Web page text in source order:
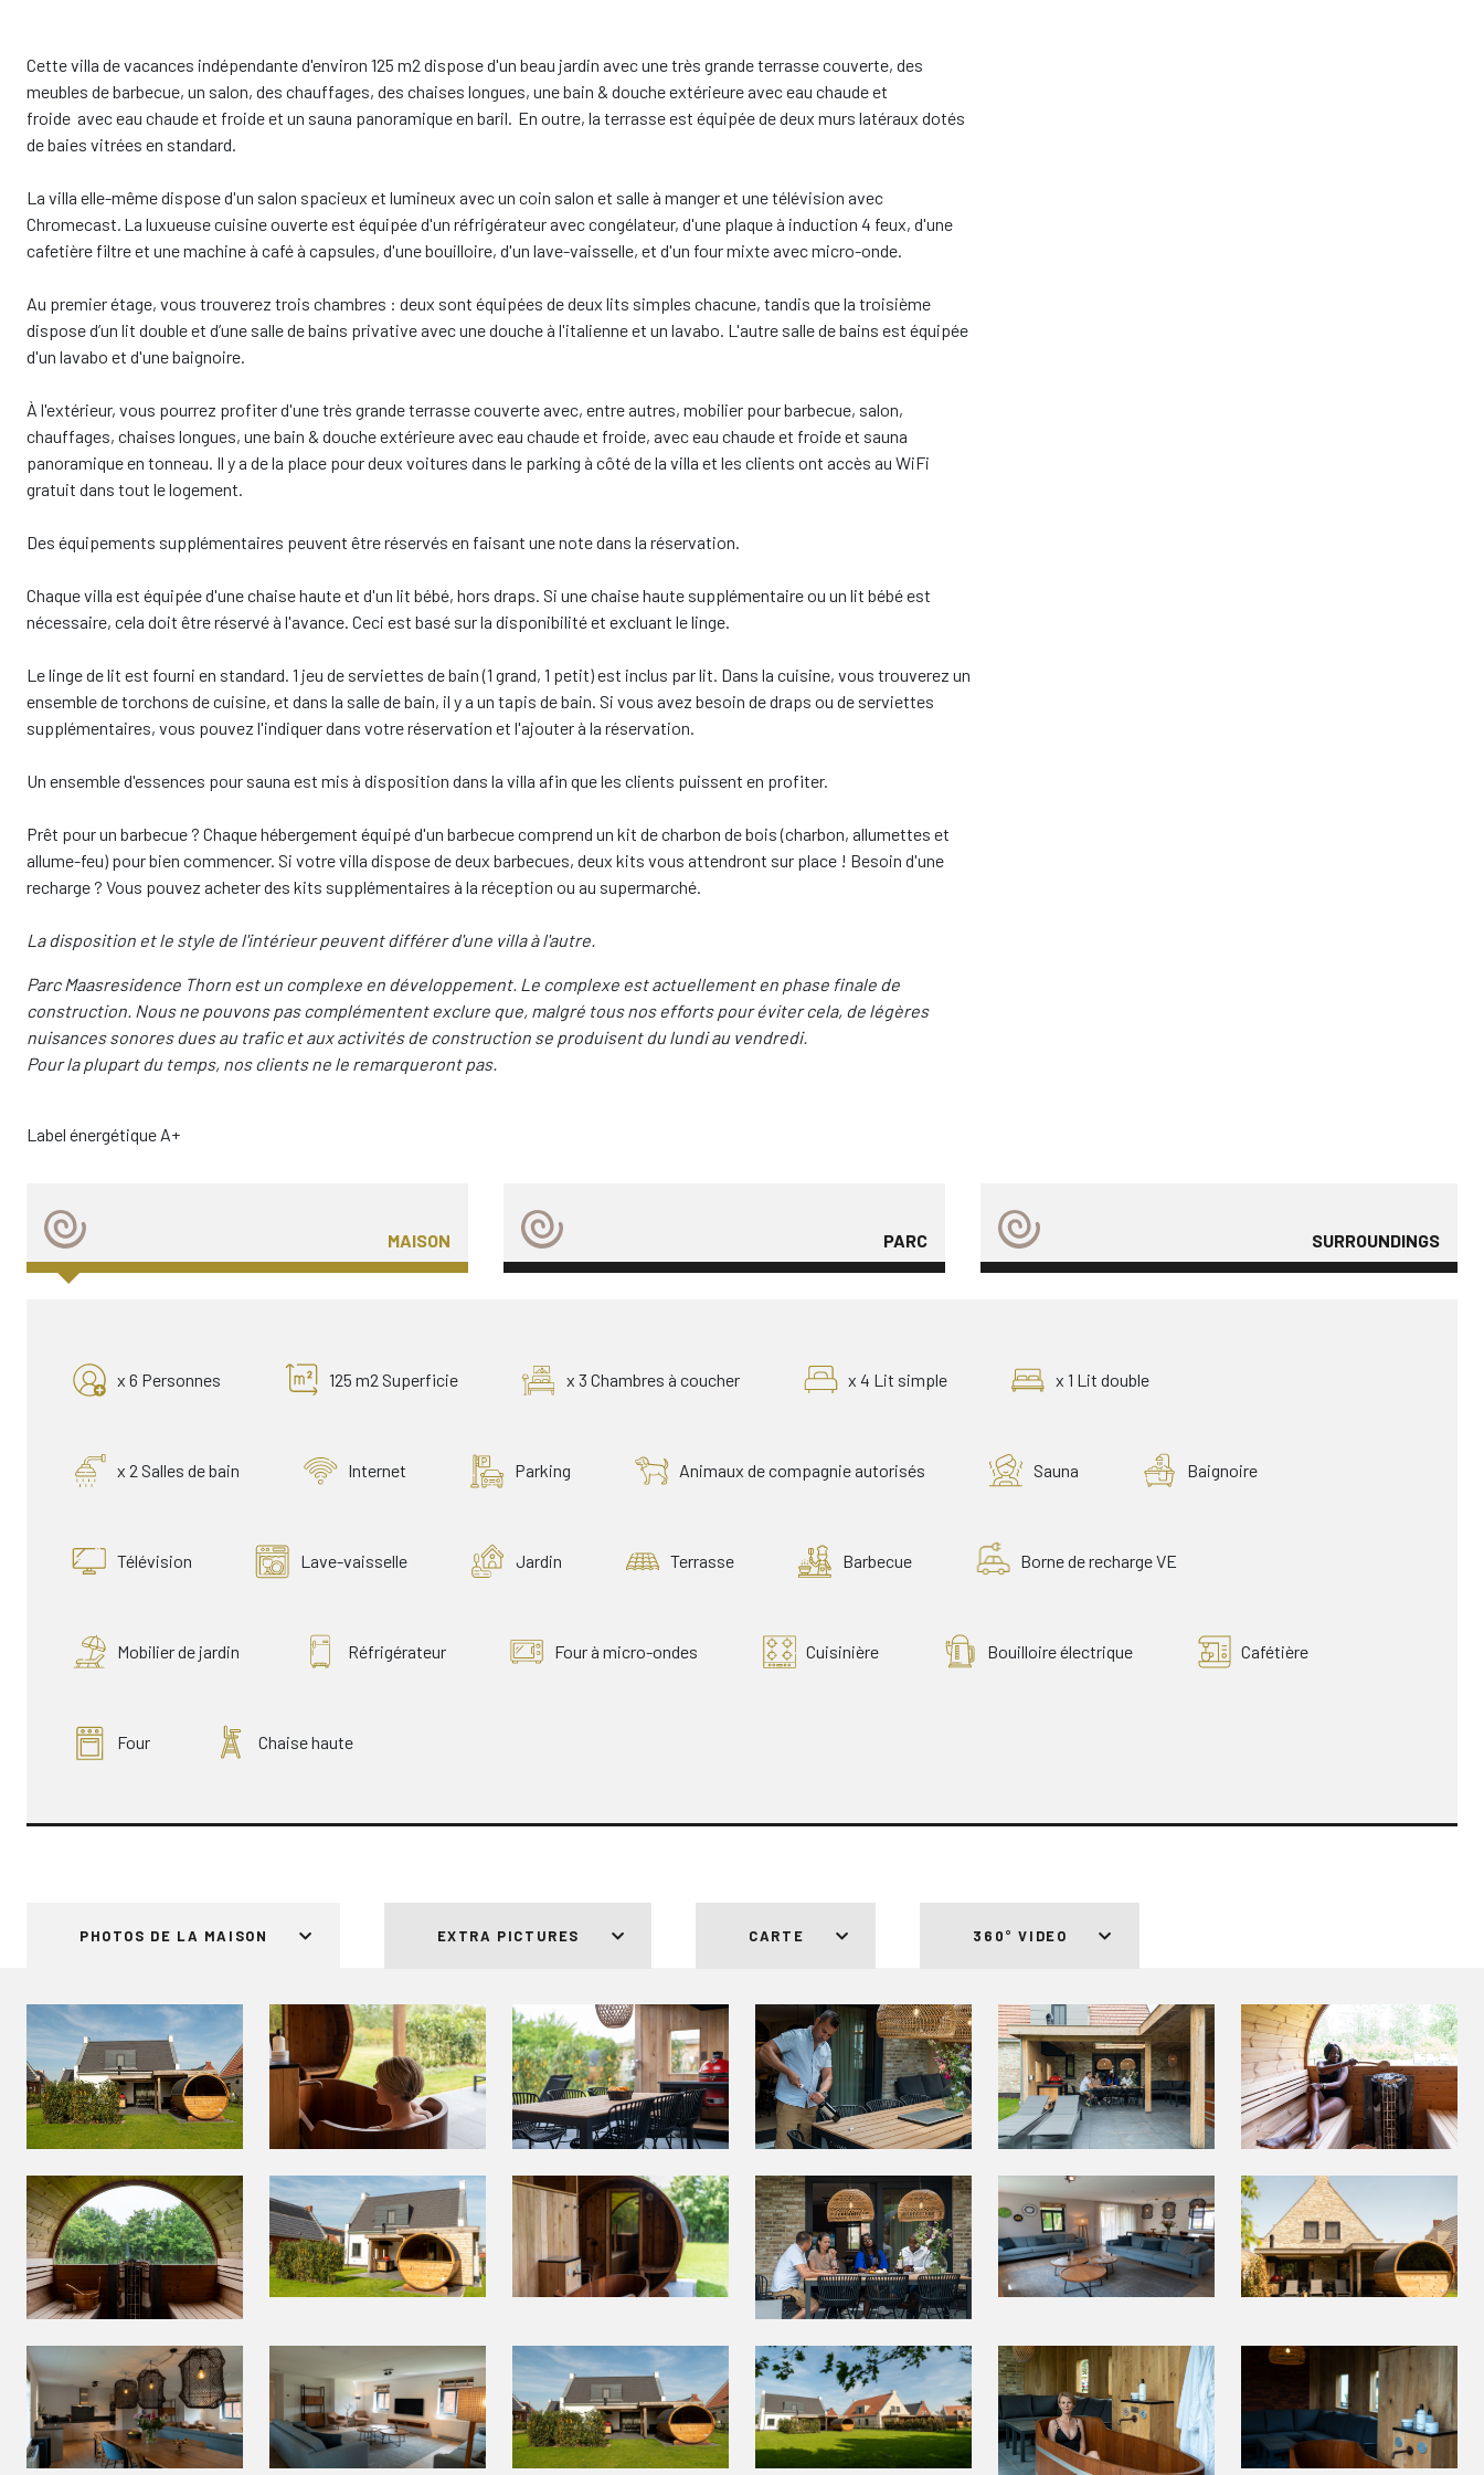
Cette villa de vacances indépendante d'environ 125 m2 dispose d'un beau jardin avec une très grande terrasse couverte, des
meubles de barbecue, un salon, des chauffages, des chaises longues, une bain & douche extérieure avec eau chaude et
froide avec eau chaude et froide et un sauna panoramique en baril. En outre, la terrasse est équipée de deux murs latéraux dotés
de baies vitrées en standard.
La villa elle-même dispose d'un salon spacieux et lumineux avec un coin salon et salle à manger et une télévision avec
Chromecast. La luxueuse cuisine ouverte est équipée d'un réfrigérateur avec congélateur, d'une plaque à induction 4 feux, d'une
cafetière filtre et une machine à café à capsules, d'une bouilloire, d'un lave-vaisselle, et d'un four mixte avec micro-onde.
Au premier étage, vous trouverez trois chambres : deux sont équipées de deux lits simples chacune, tandis que la troisième
dispose d’un lit double et d’une salle de bains privative avec une douche à l'italienne et un lavabo. L'autre salle de bains est équipée
d'un lavabo et d'une baignoire.
À l'extérieur, vous pourrez profiter d'une très grande terrasse couverte avec, entre autres, mobilier pour barbecue, salon,
chauffages, chaises longues, une bain & douche extérieure avec eau chaude et froide, avec eau chaude et froide et sauna
panoramique en tonneau. Il y a de la place pour deux voitures dans le parking à côté de la villa et les clients ont accès au WiFi
gratuit dans tout le logement.
Des équipements supplémentaires peuvent être réservés en faisant une note dans la réservation.
Chaque villa est équipée d'une chaise haute et d'un lit bébé, hors draps. Si une chaise haute supplémentaire ou un lit bébé est
nécessaire, cela doit être réservé à l'avance. Ceci est basé sur la disponibilité et excluant le linge.
Le linge de lit est fourni en standard. 1 jeu de serviettes de bain (1 grand, 1 petit) est inclus par lit. Dans la cuisine, vous trouverez un
ensemble de torchons de cuisine, et dans la salle de bain, il y a un tapis de bain. Si vous avez besoin de draps ou de serviettes
supplémentaires, vous pouvez l'indiquer dans votre réservation et l'ajouter à la réservation.
Un ensemble d'essences pour sauna est mis à disposition dans la villa afin que les clients puissent en profiter.
Prêt pour un barbecue ? Chaque hébergement équipé d'un barbecue comprend un kit de charbon de bois (charbon, allumettes et
allume-feu) pour bien commencer. Si votre villa dispose de deux barbecues, deux kits vous attendront sur place ! Besoin d'une
recharge ? Vous pouvez acheter des kits supplémentaires à la réception ou au supermarché.
La disposition et le style de l'intérieur peuvent différer d'une villa à l'autre.
Parc Maasresidence Thorn est un complexe en développement. Le complexe est actuellement en phase finale de
construction. Nous ne pouvons pas complémentent exclure que, malgré tous nos efforts pour éviter cela, de légères
nuisances sonores dues au trafic et aux activités de construction se produisent du lundi au vendredi.
Pour la plupart du temps, nos clients ne le remarqueront pas.
Label énergétique A+
MAISON PARC SURROUNDINGS
x 6 Personnes 125 m2 Superficie x 3 Chambres à coucher x 4 Lit simple x 1 Lit double
x 2 Salles de bain Internet Parking Animaux de compagnie autorisés Sauna Baignoire
Télévision Lave-vaisselle Jardin Terrasse Barbecue Borne de recharge VE
Mobilier de jardin Réfrigérateur Four à micro-ondes Cuisinière Bouilloire électrique Cafétière
Four Chaise haute
PHOTOS DE LA MAISON EXTRA PICTURES CARTE 360° VIDEO